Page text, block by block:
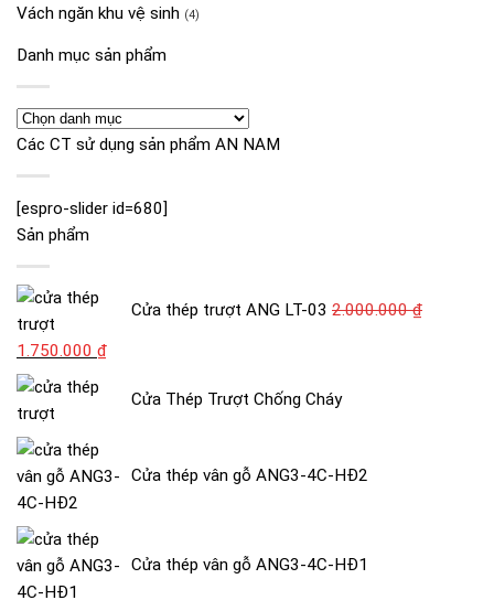
Vách ngăn khu vệ sinh (4)
Danh mục sản phẩm
Các CT sử dụng sản phẩm AN NAM
[espro-slider id=680]
Sản phẩm
Cửa thép trượt ANG LT-03 2.000.000₫
Giá
gốc
1.750.000 ₫Giá
Cửa Thép Trượt Chống Cháy
Cửa thép vân gỗ ANG3-4C-HĐ2
Cửa thép vân gỗ ANG3-4C-HĐ1